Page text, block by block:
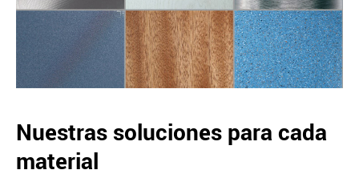
Nuestras soluciones para cada
material